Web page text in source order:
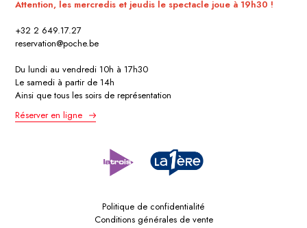
Attention, les mercredis et jeudis le spectacle joue à 19h30 !
+32 2 649.17.27
reservation@poche.be
Du lundi au vendredi 10h à 17h30
Le samedi à partir de 14h
Ainsi que tous les soirs de représentation
Réserver en ligne
Politique de confidentialité
Conditions générales de vente